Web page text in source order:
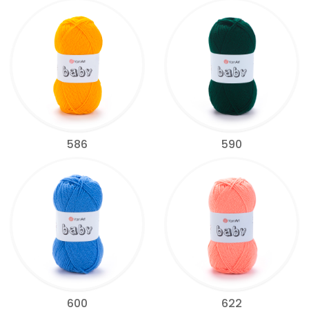
586 590
600 622